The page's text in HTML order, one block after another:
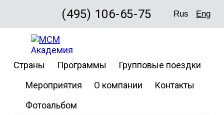
(495) 106-65-75 Rus Eng
Страны Программы
Групповые поездки
Мероприятия
О компании
Контакты
Фотоальбом
Pilgrims
English